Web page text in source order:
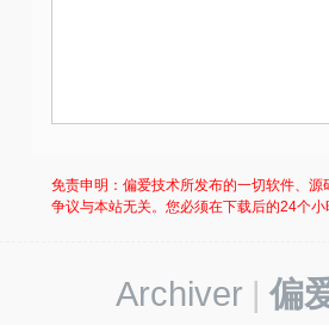
免责申明：偏爱技术所发布的一切软件、
争议与本站无关。您必须在下载后的24个
Archiver | 偏